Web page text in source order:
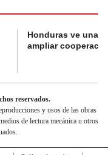
Honduras ve una
ampliar
reservados.
y usos de las obras
de lectura mecánica u otros